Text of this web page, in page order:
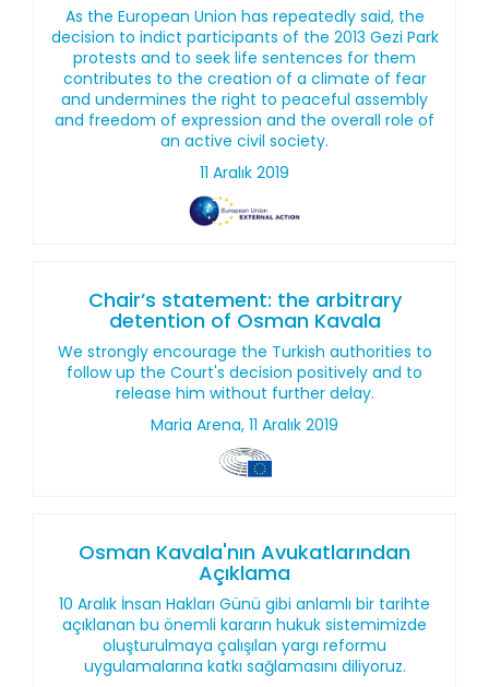
As the European Union has repeatedly said, the
decision to indict participants of the 2013 Gezi Park
protests and to seek life sentences for them
contributes to the creation of a climate of fear
and undermines the right to peaceful assembly
and freedom of expression and the overall role of
an active civil society.
11 Aralık 2019
Chair’s statement: the arbitrary
detention of Osman Kavala
We strongly encourage the Turkish authorities to
follow up the Court's decision positively and to
release him without further delay.
Maria Arena, 11 Aralık 2019
Osman Kavala'nın Avukatlarından
Açıklama
10 Aralık İnsan Hakları Günü gibi anlamlı bir tarihte
açıklanan bu önemli kararın hukuk sistemimizde
oluşturulmaya çalışılan yargı reformu
uygulamalarına katkı sağlamasını diliyoruz.